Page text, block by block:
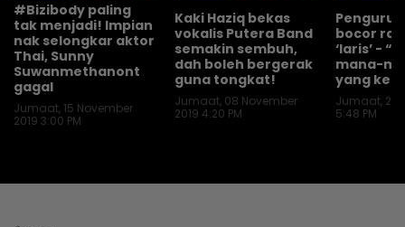
#Bizibody paling
tak menjadi! Impian
nak selongkar aktor
Thai, Sunny
Suwanmethanont
gagal
Jumaat, 15 November
2019 3:00 PM
Kaki Haziq bekas
vokalis Putera Band
semakin sembuh,
dah boleh bergerak
guna tongkat!
Jumaat, 08 November
2019 4:20 PM
Pengurus
bocor
‘laris’ -
mana-
yang
Jumaat, 25
5:48 PM